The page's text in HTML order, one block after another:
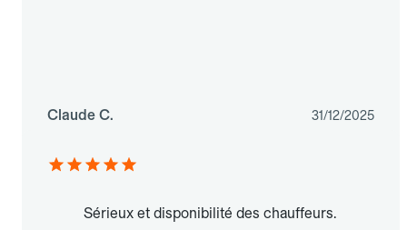
Claude C. 31/12/2025
Sérieux et disponibilité des chauffeurs.